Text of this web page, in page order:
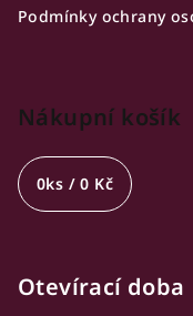
Podmínky ochrany
Nákupní košík
0ks /0 Kč
Otevírací doba